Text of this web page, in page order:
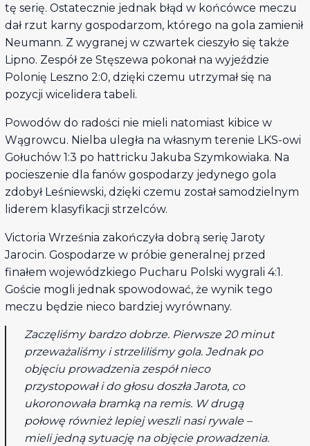
tę serię. Ostatecznie jednak błąd w końcówce meczu
dał rzut karny gospodarzom, którego na gola zamienił
Neumann. Z wygranej w czwartek cieszyło się także
Lipno. Zespół ze Stęszewa pokonał na wyjeździe
Polonię Leszno 2:0, dzięki czemu utrzymał się na
pozycji wicelidera tabeli.
Powodów do radości nie mieli natomiast kibice w
Wągrowcu. Nielba uległa na własnym terenie LKS-owi
Gołuchów 1:3 po hattricku Jakuba Szymkowiaka. Na
pocieszenie dla fanów gospodarzy jedynego gola
zdobył Leśniewski, dzięki czemu został samodzielnym
liderem klasyfikacji strzelców.
Victoria Września zakończyła dobrą serię Jaroty
Jarocin. Gospodarze w próbie generalnej przed
finałem wojewódzkiego Pucharu Polski wygrali 4:1.
Goście mogli jednak spowodować, że wynik tego
meczu będzie nieco bardziej wyrównany.
Zaczęliśmy bardzo dobrze. Pierwsze 20 minut
przeważaliśmy i strzeliliśmy gola. Jednak po
objęciu prowadzenia zespół nieco
przystopował i do głosu doszła Jarota, co
ukoronowała bramką na remis. W drugą
połowę również lepiej weszli nasi rywale –
mieli jedną sytuację na objęcie prowadzenia.